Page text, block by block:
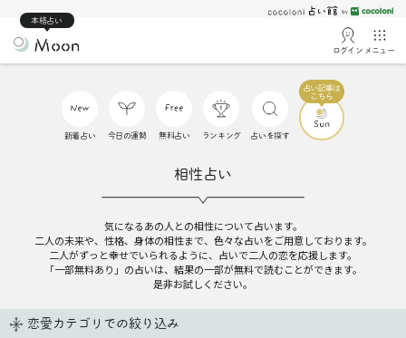
本格占い
ログイン メニュー
新着占い 今日の運勢 無料占い ランキング 占いを探す
相性占い
気になるあの人との相性について占います。
二人の未来や、性格、身体の相性まで、色々な占いをご用意しております。
二人がずっと幸せでいられるように、占いで二人の恋を応援します。
「一部無料あり」の占いは、結果の一部が無料で読むことができます。
是非お試しください。
恋愛カテゴリでの絞り込み